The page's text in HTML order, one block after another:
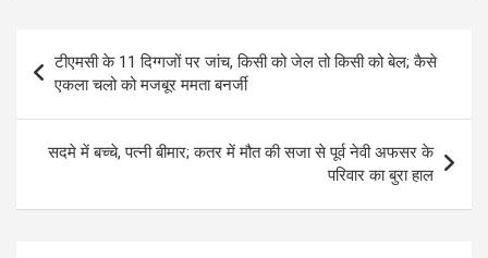
o
o
k
A
p
p
a
m
t
navigation
टीएमसी के 11 दिग्गजों पर जांच, किसी को जेल तो किसी को बेल; कैसे
एकला चलो को मजबूर ममता बनर्जी
सदमे में बच्चे, पत्नी बीमार; कतर में मौत की सजा से पूर्व नेवी अफसर के
परिवार का बुरा हाल